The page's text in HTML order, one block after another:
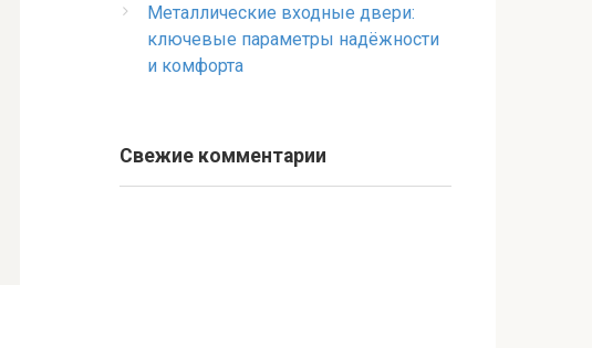
Металлические входные двери:
ключевые параметры надёжности
и комфорта
Свежие комментарии